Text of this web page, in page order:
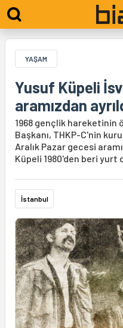
YAŞAM
Yusuf Küpeli
aramızdan
1968 gençlik hareketinin
Başkanı, THKP-C'nin
Aralık Pazar gecesi
Küpeli 1980'den beri yurt
İstanbul